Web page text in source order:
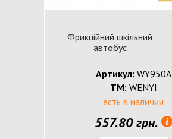
Фрикційний шкільний
автобус
Артикул: WY950A
ТМ: WENYI
есть в наличии
557.80 грн.